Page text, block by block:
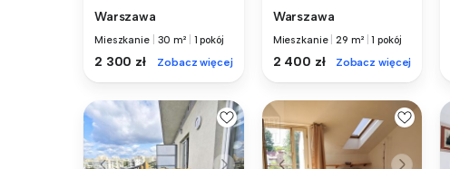
Warszawa
Mieszkanie 30 m² 1 pokój
2 300 zł Zobacz więcej
Warszawa
Mieszkanie |29 m² |1 pokój
2 400 zł Zobacz więcej